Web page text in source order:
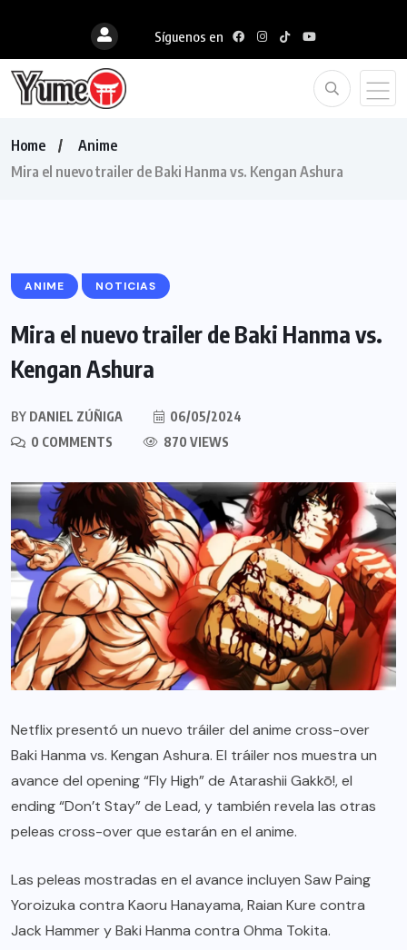
Síguenos en
Home
Anime
Mira el nuevo trailer de Baki Hanma vs. Kengan Ashura
ANIME NOTICIAS
Mira el nuevo trailer de Baki Hanma vs.
Kengan Ashura
BY DANIEL ZÚÑIGA
06/05/2024
0 COMMENTS
870 VIEWS
Netflix presentó un nuevo tráiler del anime cross-over
Baki Hanma vs. Kengan Ashura. El tráiler nos muestra un
avance del opening “Fly High” de Atarashii Gakkō!, el
ending “Don’t Stay” de Lead, y también revela las otras
peleas cross-over que estarán en el anime.
Las peleas mostradas en el avance incluyen Saw Paing
Yoroizuka contra Kaoru Hanayama, Raian Kure contra
Jack Hammer y Baki Hanma contra Ohma Tokita.